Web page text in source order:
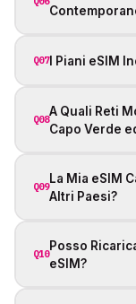
Q07I Piani eSIM
Q08
A Quali Reti
Capo Verde
Q09
La Mia eSIM
Altri Paesi?
Q10
Posso
eSIM?